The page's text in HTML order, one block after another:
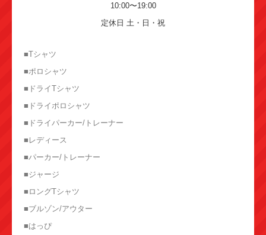
10:00〜19:00
定休日 土・日・祝
■Tシャツ
■ポロシャツ
■ドライTシャツ
■ドライポロシャツ
■ドライパーカー/トレーナー
■レディース
■パーカー/トレーナー
■ジャージ
■ロングTシャツ
■ブルゾン/アウター
■はっぴ